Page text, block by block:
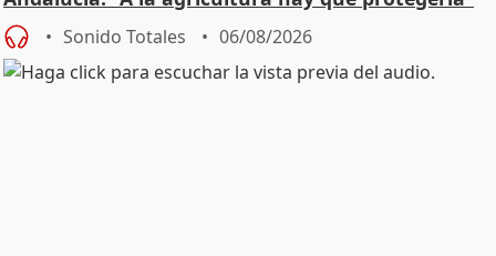
Sonido Totales 06/08/2026